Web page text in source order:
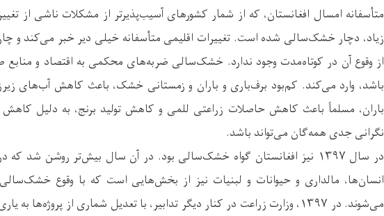
متأسفانه امسال افغانستان، که از شمار کشورهای آسیب‌پذیرتر از مشکلات ناشی از
زیاد، دچار خشک‌سالی شده است. تغییرات اقلیمی متأسفانه خیلی دیر خبر می‌کند و
از وقوع آن در کوتاه‌مدت وجود ندارد. خشک‌سالی ضربه‌های محکمی به اقتصاد و
باشد، وارد می‌کند. کم‌بود برف‌باری و باران و زمستانی خشک، باعث کاهش آب‌های
باران، مسلماً باعث کاهش حاصلات زراعتی للمی و کاهش تولید برنج، به دلیل
نگرانی جدی همه‌گان می‌تواند باشد.
در سال ۱۳۹۷ نیز افغانستان گواه خشک‌سالی بود. در آن سال بیش‌تر روشن شد
انسان‌ها، مالداری و حیوانات و لبنیات نیز از بخش‌هایی است که با وقوع
می‌شوند. در ۱۳۹۷، وزارت زراعت در کنار دیگر تدابیر، با تعدیل شماری از پروژه‌ها